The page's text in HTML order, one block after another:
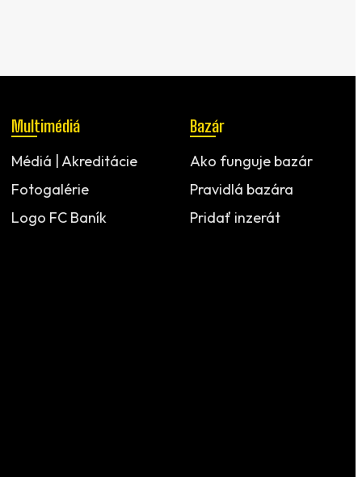
Multimédiá
Médiá | Akreditácie
Fotogalérie
Logo FC Baník
Bazár
Ako funguje bazár
Pravidlá bazára
Pridať inzerát